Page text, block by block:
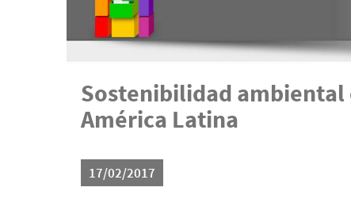
Sostenibilidad ambiental
América Latina
17/02/2017